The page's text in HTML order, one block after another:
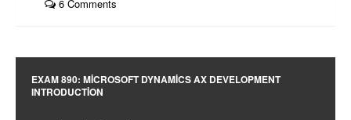
6 Comments
EXAM 890: MICROSOFT DYNAMICS AX DEVELOPMENT
INTRODUCTION